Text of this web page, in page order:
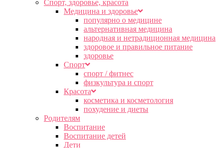
Спорт, здоровье, красота
Медицина и здоровье
популярно о медицине
альтернативная медицина
народная и нетрадиционная медицина
здоровое и правильное питание
здоровье
Спорт
спорт / фитнес
физкультура и спорт
Красота
косметика и косметология
похудение и диеты
Родителям
Воспитание
Воспитание детей
Дети